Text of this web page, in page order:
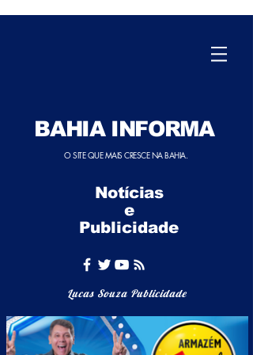
BAHIA INFORMA
O SITE QUE MAIS CRESCE NA BAHIA.
Notícias
e
Publicidade
Lucas Souza Publicidade